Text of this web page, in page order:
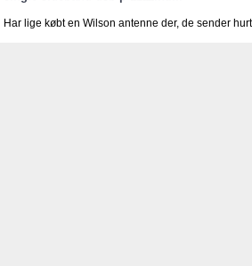
Har lige købt en Wilson antenne der, de sender